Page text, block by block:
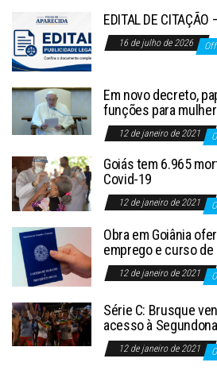
EDITAL DE CITAÇÃO
16 de julho de 2026 Off
Em novo decreto,
funções para
12 de janeiro de 2021
Goiás tem 6.965
Covid-19
12 de janeiro de 2021
Obra em Goiânia
emprego e curso
12 de janeiro de 2021
Série C: Brusque
acesso à Segundona
12 de janeiro de 2021